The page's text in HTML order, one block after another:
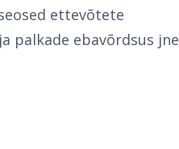
ettevõtete
palkade ebavõrdsus jne